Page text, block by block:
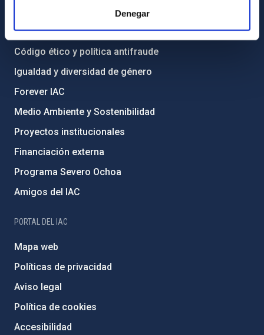
Denegar
Transparencia
Código ético y política antifraude
Igualdad y diversidad de género
Forever IAC
Medio Ambiente y Sostenibilidad
Proyectos institucionales
Financiación externa
Programa Severo Ochoa
Amigos del IAC
PORTAL DEL IAC
Mapa web
Políticas de privacidad
Aviso legal
Política de cookies
Accesibilidad